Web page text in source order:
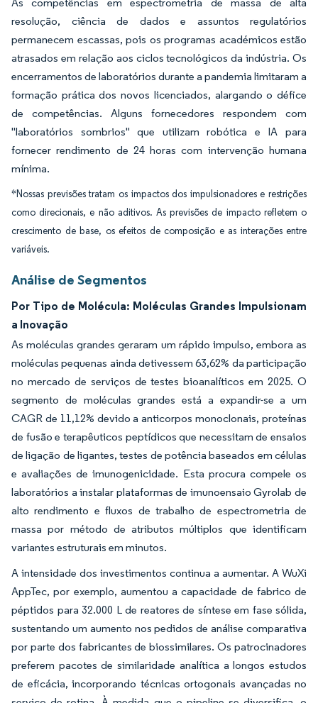
resolução, ciência de dados e assuntos regulatórios
permanecem escassas, pois os programas académicos estão
atrasados em relação aos ciclos tecnológicos da indústria. Os
encerramentos de laboratórios durante a pandemia limitaram a
formação prática dos novos licenciados, alargando o défice
de competências. Alguns fornecedores respondem com
"laboratórios sombrios" que utilizam robótica e IA para
fornecer rendimento de 24 horas com intervenção humana
mínima.
*Nossas previsões tratam os impactos dos impulsionadores e restrições
como direcionais, e não aditivos. As previsões de impacto refletem o
crescimento de base, os efeitos de composição e as interações entre
variáveis.
Análise de Segmentos
Por Tipo de Molécula: Moléculas Grandes Impulsionam
a Inovação
As moléculas grandes geraram um rápido impulso, embora as
moléculas pequenas ainda detivessem 63,62% da participação
no mercado de serviços de testes bioanalíticos em 2025. O
segmento de moléculas grandes está a expandir-se a um
CAGR de 11,12% devido a anticorpos monoclonais, proteínas
de fusão e terapêuticos peptídicos que necessitam de ensaios
de ligação de ligantes, testes de potência baseados em células
e avaliações de imunogenicidade. Esta procura compele os
laboratórios a instalar plataformas de imunoensaio Gyrolab de
alto rendimento e fluxos de trabalho de espectrometria de
massa por método de atributos múltiplos que identificam
variantes estruturais em minutos.
A intensidade dos investimentos continua a aumentar. A WuXi
AppTec, por exemplo, aumentou a capacidade de fabrico de
péptidos para 32.000 L de reatores de síntese em fase sólida,
sustentando um aumento nos pedidos de análise comparativa
por parte dos fabricantes de biossimilares. Os patrocinadores
preferem pacotes de similaridade analítica a longos estudos
de eficácia, incorporando técnicas ortogonais avançadas no